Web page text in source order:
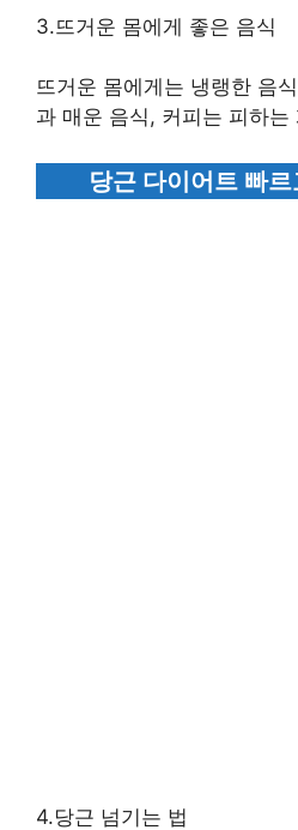
3.뜨거운 몸에게 좋은 음식
뜨거운 몸에게는 냉랭한 음
과 매운 음식, 커피는 피하는
당근 다이어트 빠르
4.당근 넘기는 법